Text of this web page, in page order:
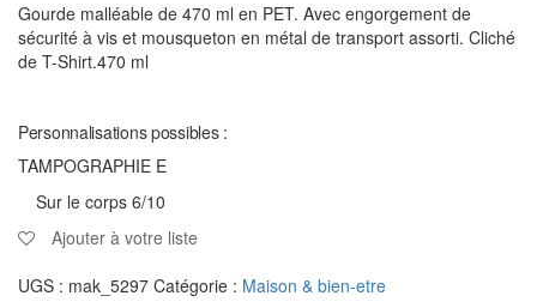
Gourde malléable de 470 ml en PET. Avec engorgement de
sécurité à vis et mousqueton en métal de transport assorti. Cliché
de T-Shirt.470 ml
Personnalisations possibles :
TAMPOGRAPHIE E
Sur le corps 6/10
Ajouter à votre liste
UGS : mak_5297 Catégorie : Maison & bien-etre